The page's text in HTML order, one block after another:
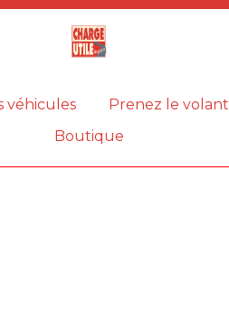
véhicules Prenez le volant
Boutique